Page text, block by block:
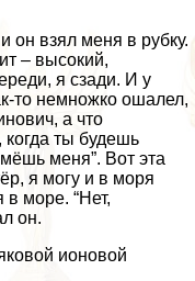
он взял меня в рубку.
– высокий,
я сзади. И у
то немножко ошалел,
а что
когда ты будешь
меня”. Вот эта
я могу и в моря
море. “Нет,
он.
ионовой